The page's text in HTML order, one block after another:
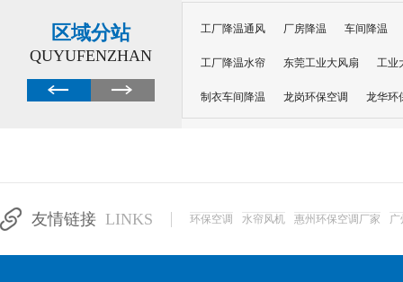
区域分站
QUYUFENZHAN
工厂降温通风 厂房降温 车间降温
工厂降温水帘 东莞工业大风扇 工业
制衣车间降温 龙岗环保空调 龙华环
友情链接 LINKS 环保空调 水帘风机 惠州环保空调厂家 广